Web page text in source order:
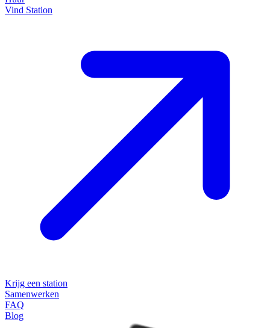
Vind Station
Krijg een station
Samenwerken
FAQ
Blog